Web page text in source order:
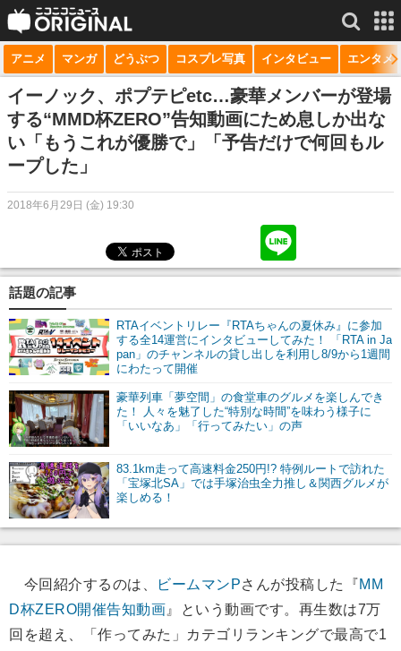
サービス一覧 もっと見る
niconico
動画
生放送
ニュース
マンガ
ニコニコQ
アニメ マンガ どうぶつ コスプレ写真 インタビュー エンタメ
イーノック、ポプテピetc…豪華メンバーが登場
する“MMD杯ZERO”告知動画にため息しか出な
い「もうこれが優勝で」「予告だけで何回もル
ープした」
2018年6月29日 (金) 19:30
話題の記事
RTAイベントリレー『RTAちゃんの夏休み』に参加
する全14運営にインタビューしてみた！ 「RTA in Ja
pan」のチャンネルの貸し出しを利用し8/9から1週間
にわたって開催
豪華列車「夢空間」の食堂車のグルメを楽しんでき
た！ 人々を魅了した“特別な時間”を味わう様子に
「いいなあ」「行ってみたい」の声
83.1km走って高速料金250円!? 特例ルートで訪れた
「宝塚北SA」では手塚治虫全力推し＆関西グルメが
楽しめる！
今回紹介するのは、 ビームマンPさんが投稿した『MM
D杯ZERO開催告知動画 』という動画です。再生数は7万
回を超え、「作ってみた」カテゴリランキングで最高で1